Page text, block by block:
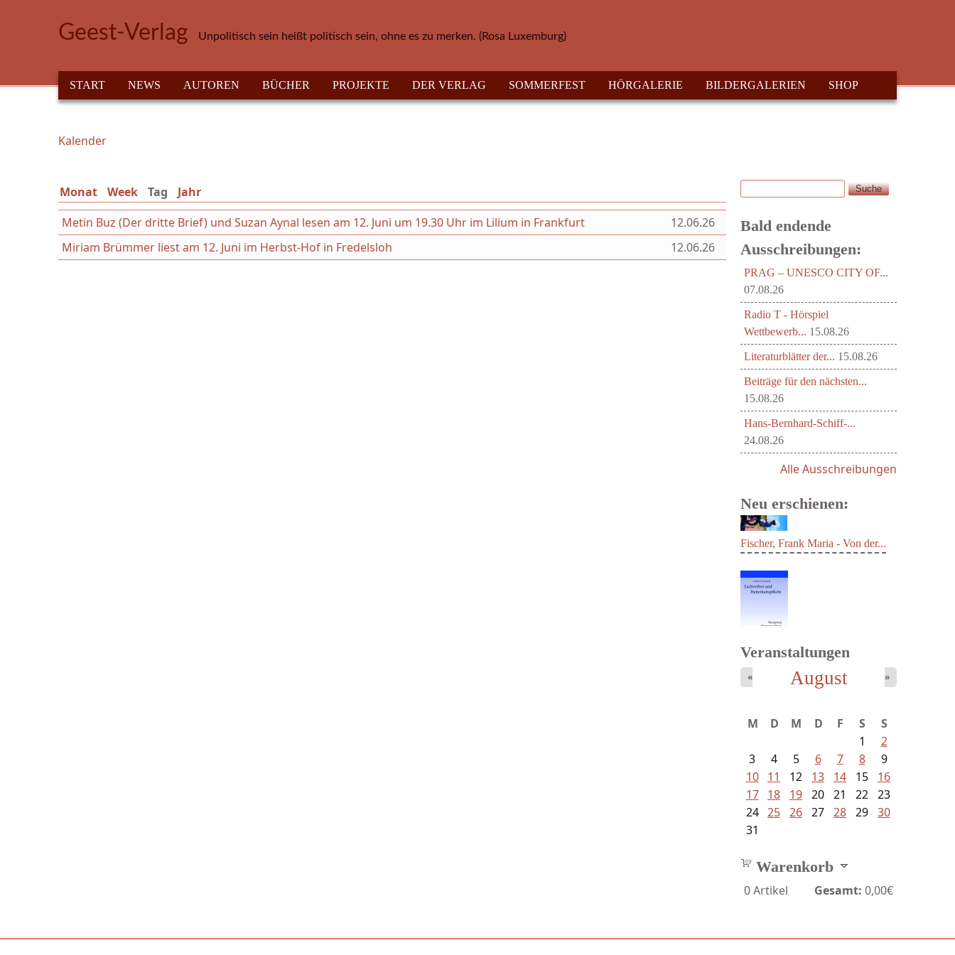
Geest-Verlag Unpolitisch sein heißt politisch sein, ohne es zu merken. (Rosa Luxemburg)
HAUPTMENÜ
START NEWS AUTOREN BÜCHER PROJEKTE DER VERLAG SOMMERFEST HÖRGALERIE BILDERGALERIEN SHOP
Sie sind hier
Kalender
Monat Week Tag (aktiver Reiter)
Jahr
Metin Buz (Der dritte Brief) und Suzan Aynal lesen am 12. Juni um 19.30 Uhr im Lilium in Frankfurt
12.06.26
Miriam Brümmer liest am 12. Juni im Herbst-Hof in Fredelsloh
12.06.26
Suchformular
Suche
Bald endende
Ausschreibungen:
PRAG – UNESCO CITY OF...
07.08.26
Radio T - Hörspiel
Wettbewerb... 15.08.26
Literaturblätter der... 15.08.26
Beiträge für den nächsten...
15.08.26
Hans-Bernhard-Schiff-...
24.08.26
Alle Ausschreibungen
Neu erschienen:
Fischer, Frank Maria - Von der...
Lachverbot...
Veranstaltungen
August
« »
M D M D F S
S
1
2
3
4 5 6 7 8
9
10
11 12 13 14 15
16
17
18 19 20 21 22 23
24 25 26 27 28 29 30
31
Warenkorb
0Artikel Gesamt: 0,00€